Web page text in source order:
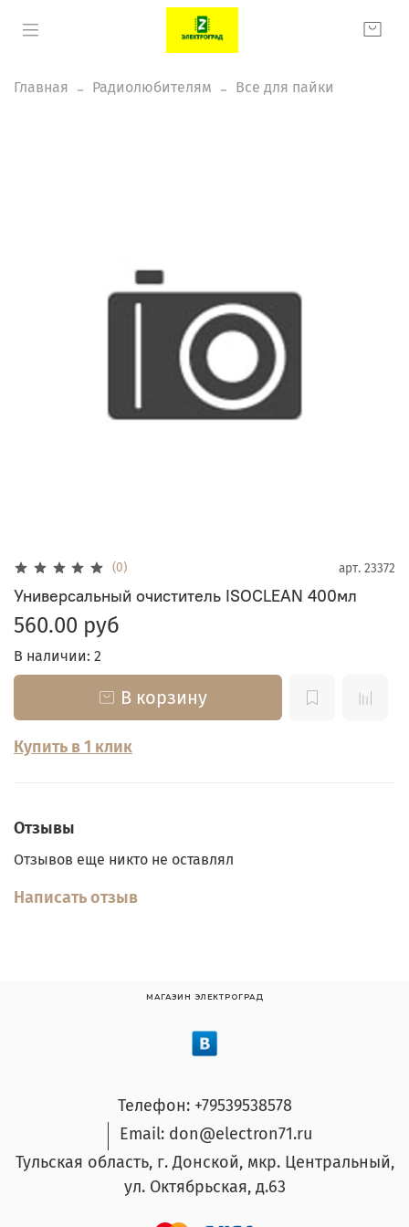
Главная Радиолюбителям Все для пайки
(0) арт. 23372
Универсальный очиститель ISOCLEAN 400мл
560.00 руб
В наличии: 2
В корзину
Купить в 1 клик
Отзывы
Отзывов еще никто не оставлял
Написать отзыв
Телефон: +79539538578
Email: don@electron71.ru
Тульская область, г. Донской, мкр. Центральный,
ул. Октябрьская, д.63
МАГАЗИН ЭЛЕКТРОГРАД